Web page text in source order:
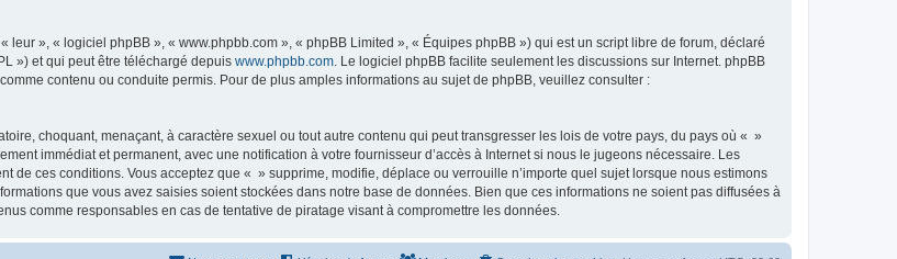
», « logiciel phpBB », « www.phpbb.com », « phpBB Limited », « Équipes phpBB ») qui est un script libre de forum, déclaré
») et qui peut être téléchargé depuis www.phpbb.com. Le logiciel phpBB facilite seulement les discussions sur Internet. phpBB
contenu ou conduite permis. Pour de plus amples informations au sujet de phpBB, veuillez consulter :
choquant, menaçant, à caractère sexuel ou tout autre contenu qui peut transgresser les lois de votre pays, du pays où « »
immédiat et permanent, avec une notification à votre fournisseur d’accès à Internet si nous le jugeons nécessaire. Les
de ces conditions. Vous acceptez que « » supprime, modifie, déplace ou verrouille n’importe quel sujet lorsque nous estimons
que vous avez saisies soient stockées dans notre base de données. Bien que ces informations ne soient pas diffusées à
comme responsables en cas de tentative de piratage visant à compromettre les données.